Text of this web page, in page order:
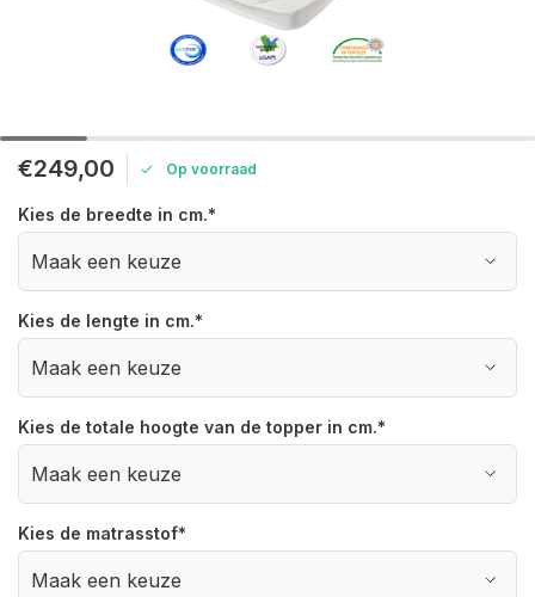
€249,00 Op voorraad
Kies de breedte in cm.*
Kies de lengte in cm.*
Kies de totale hoogte van de topper in cm.*
Kies de matrasstof*